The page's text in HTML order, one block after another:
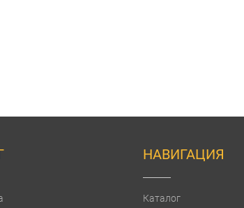
НАВИГАЦИЯ
Каталог